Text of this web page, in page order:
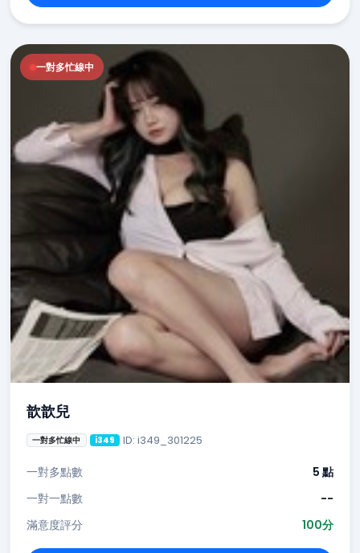
一對多忙線中
歆歆兒
一對多忙線中 i349 ID: i349_301225
一對多點數
5 點
一對一點數
--
滿意度評分
100分